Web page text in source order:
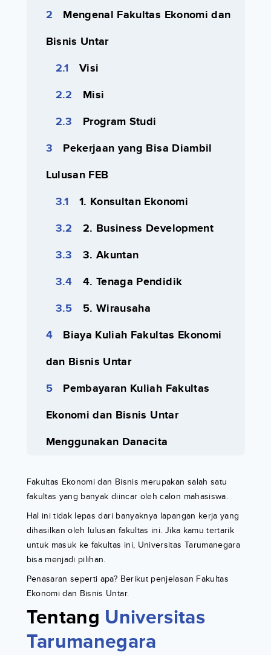
Mengenal Fakultas Ekonomi dan
Bisnis Untar
Visi
Misi
Program Studi
Pekerjaan yang Bisa Diambil
Lulusan FEB
1. Konsultan Ekonomi
2. Business Development
3. Akuntan
4. Tenaga Pendidik
5. Wirausaha
Biaya Kuliah Fakultas Ekonomi
dan Bisnis Untar
Pembayaran Kuliah Fakultas
Ekonomi dan Bisnis Untar
Menggunakan Danacita
Fakultas Ekonomi dan Bisnis merupakan salah satu
fakultas yang banyak diincar oleh calon mahasiswa.
Hal ini tidak lepas dari banyaknya lapangan kerja yang
dihasilkan oleh lulusan fakultas ini. Jika kamu tertarik
untuk masuk ke fakultas ini, Universitas Tarumanegara
bisa menjadi pilihan.
Penasaran seperti apa? Berikut penjelasan Fakultas
Ekonomi dan Bisnis Untar.
Tentang Universitas
Tarumanegara